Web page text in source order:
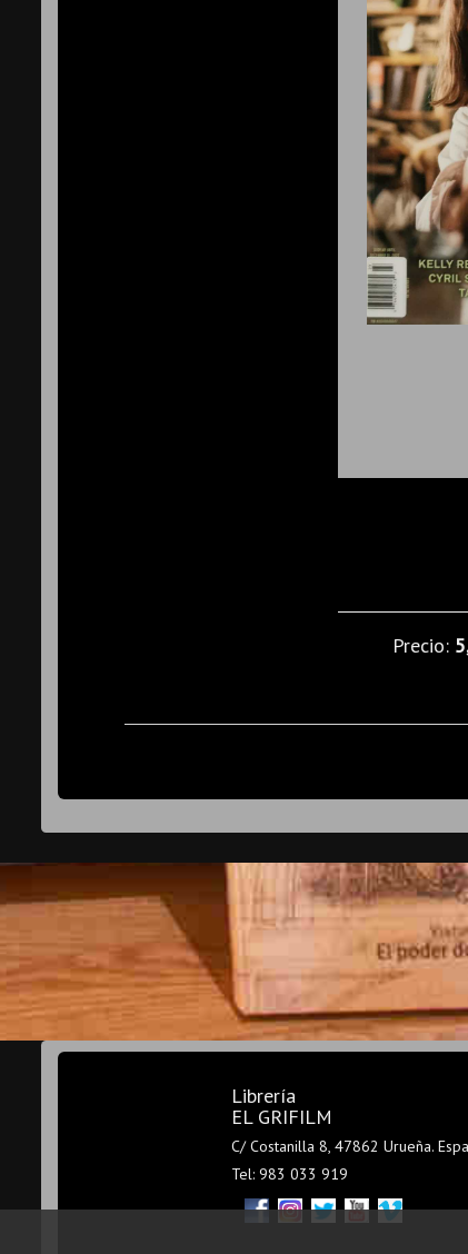
Precio:
Librería
EL GRIFILM
C/ Costanilla 8, 47862 Urueña.
Tel: 983 033 919